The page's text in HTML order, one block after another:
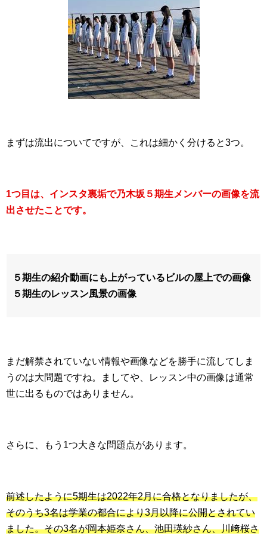
まずは流出についてですが、これは細かく分けると3つ。
1つ目は、インスタ裏垢で乃木坂５期生メンバーの画像を流
出させたことです。
５期生の紹介動画にも上がっているビルの屋上での画像
５期生のレッスン風景の画像
まだ解禁されていない情報や画像などを勝手に流してしま
うのは大問題ですね。ましてや、レッスン中の画像は通常
世に出るものではありません。
さらに、もう1つ大きな問題点があります。
前述したように5期生は2022年2月に合格となりましたが、
そのうち3名は学業の都合により3月以降に公開とされてい
ました。その3名が岡本姫奈さん、池田瑛紗さん、川﨑桜さ